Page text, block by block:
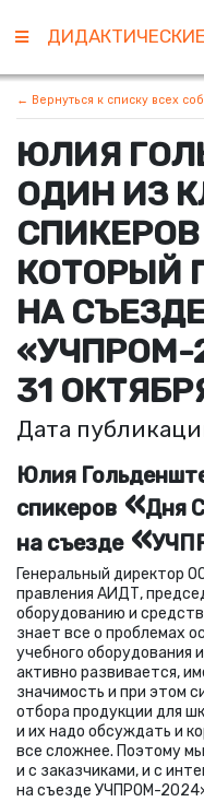
← Вернуться к списку всех
ЮЛИЯ
ОДИН ИЗ
СПИКЕРОВ
КОТОРЫЙ
НА
«УЧПРОМ-
31
Дата
Юлия
спикеров «Дня
на съезде «
Генеральный директор
правления АИДТ,
оборудованию и
знает все о проблемах
учебного оборудования
активно развивается,
значимость и при этом
отбора продукции для
и их надо обсуждать и
все сложнее. Поэтому
и с заказчиками, и с
на съезде УЧПРОМ-